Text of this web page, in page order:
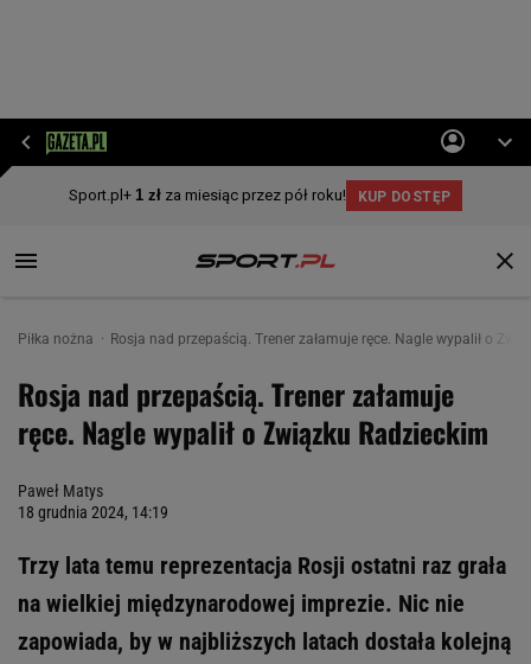
Piłka nożna Rosja nad przepaścią. Trener załamuje ręce. Nagle wypalił o
Rosja nad przepaścią. Trener załamuje
ręce. Nagle wypalił o Związku Radzieckim
Paweł Matys
18 grudnia 2024, 14:19
Trzy lata temu reprezentacja Rosji ostatni raz grała
na wielkiej międzynarodowej imprezie. Nic nie
zapowiada, by w najbliższych latach dostała kolejną